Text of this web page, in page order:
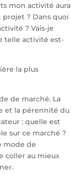
mon activité aura
? Dans quoi
? Vais-je
telle activité est-
la plus
de marché. La
et la pérennité du
: quelle est
sur ce marché ?
mode de
coller au mieux